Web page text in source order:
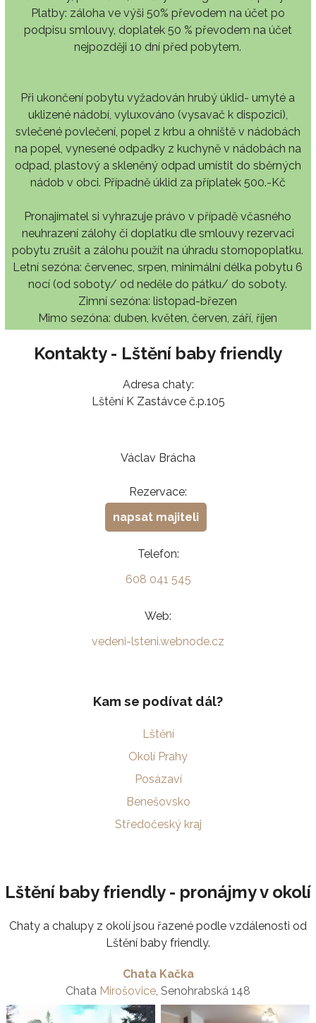
Platby: záloha ve výši 50% převodem na účet po
podpisu smlouvy, doplatek 50 % převodem na účet
nejpozději 10 dní před pobytem.
Při ukončení pobytu vyžadován hrubý úklid- umyté a
uklizené nádobí, vyluxováno (vysavač k dispozici),
svlečené povlečení, popel z krbu a ohniště v nádobách
na popel, vynesené odpadky z kuchyně v nádobách na
odpad, plastový a skleněný odpad umístit do sběrných
nádob v obci. Případně úklid za příplatek 500.-Kč
Pronajímatel si vyhrazuje právo v případě včasného
neuhrazení zálohy či doplatku dle smlouvy rezervaci
pobytu zrušit a zálohu použít na úhradu stornopoplatku.
Letní sezóna: červenec, srpen, minimální délka pobytu 6
nocí (od soboty/ od neděle do pátku/ do soboty.
Zimní sezóna: listopad-březen
Mimo sezóna: duben, květen, červen, září, říjen
Kontakty - Lštění baby friendly
Adresa chaty:
Lštění K Zastávce č.p.105
Václav Brácha
Rezervace:
napsat majiteli
Telefon:
608 041 545
Web:
vedeni-lsteni.webnode.cz
Kam se podívat dál?
Lštění
Okolí Prahy
Posázaví
Benešovsko
Středočeský kraj
Lštění baby friendly - pronájmy v okolí
Chaty a chalupy z okolí jsou řazené podle vzdálenosti od
Lštění baby friendly.
Chata Kačka
Chata Mirošovice, Senohrabská 148